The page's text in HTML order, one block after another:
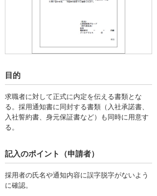
目的
求職者に対して正式に内定を伝える書類とな
る。採用通知書に同封する書類（入社承諾書、
入社誓約書、身元保証書など）も同時に用意す
る。
記入のポイント（申請者）
採用者の氏名や通知内容に誤字脱字がないよう
に確認。